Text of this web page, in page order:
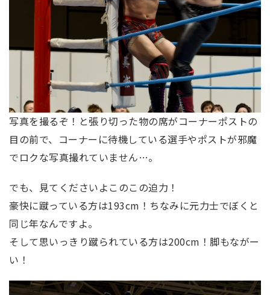
写真を撮るぞ！と張り切った物の席がコーナーポストの
目の前で、コーナーに待機している選手やポストが邪魔
でロクな写真撮れていません…。
でも、見てくださいよこのこの迫力！
豪快に蹴っている方は193cm！ちなみに元力士でぼくと
同じ年なんですよ。
そして思いっきり蹴られている方は200cm！脚もながー
い！